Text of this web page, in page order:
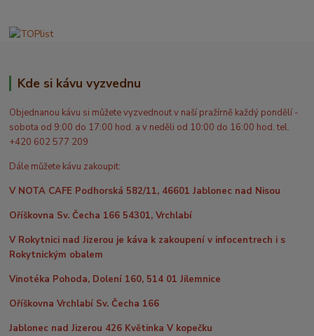
Kde si kávu vyzvednu
Objednanou kávu si můžete vyzvednout v naší pražírně každý pondělí -
sobota od 9:00 do 17:00 hod. a v neděli od 10:00 do 16:00 hod. tel.
+420 602 577 209
Dále můžete kávu zakoupit:
V NOTA CAFE Podhorská 582/11, 46601 Jablonec nad Nisou
Oříškovna Sv. Čecha 166 54301, Vrchlabí
V Rokytnici nad Jizerou je káva k zakoupení v infocentrech i s
Rokytnickým obalem
Vinotéka Pohoda, Dolení 160, 514 01 Jilemnice
Oříškovna Vrchlabí Sv. Čecha 166
Jablonec nad Jizerou 426 Květinka V kopečku